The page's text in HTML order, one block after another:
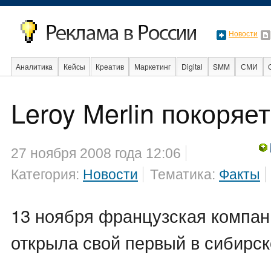
Новости
Аналитика Кейсы Креатив Маркетинг Digital SMM СМИ
Leroy Merlin
27 ноября 2008 года 12:06
Категория: Новости Тематика: Факты
13 ноября французская
открыла свой первый в